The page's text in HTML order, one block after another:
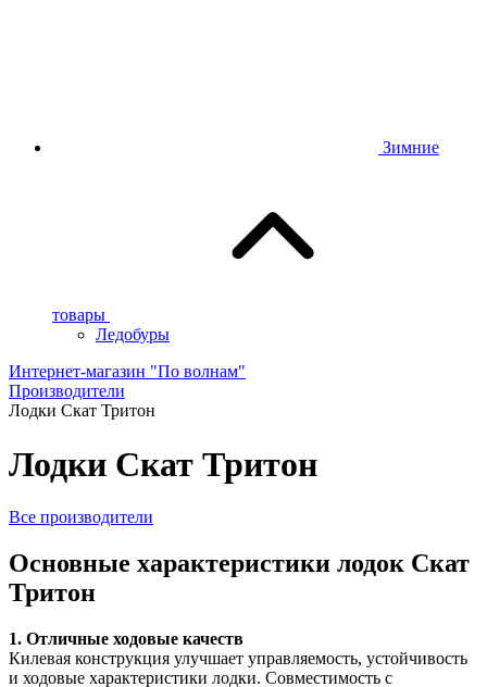
Зимние
товары
Ледобуры
Интернет-магазин "По волнам"
Производители
Лодки Скат Тритон
Лодки Скат Тритон
Все производители
Основные характеристики лодок Скат
Тритон
1. Отличные ходовые качеств
Килевая конструкция улучшает управляемость, устойчивость
и ходовые характеристики лодки. Совместимость с